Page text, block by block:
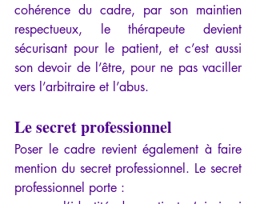
cohérence du cadre, par son maintien
respectueux, le thérapeute devient
sécurisant pour le patient, et c’est aussi
son devoir de l’être, pour ne pas vaciller
vers l’arbitraire et l’abus.
Le secret professionnel
Poser le cadre revient également à faire
mention du secret professionnel. Le secret
professionnel porte :